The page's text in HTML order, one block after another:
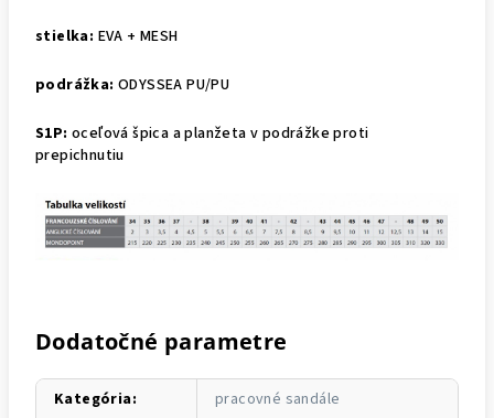
stielka: EVA + MESH
podrážka: ODYSSEA PU/PU
S1P: oceľová špica a planžeta v podrážke proti
prepichnutiu
Dodatočné parametre
Kategória: pracovné sandále